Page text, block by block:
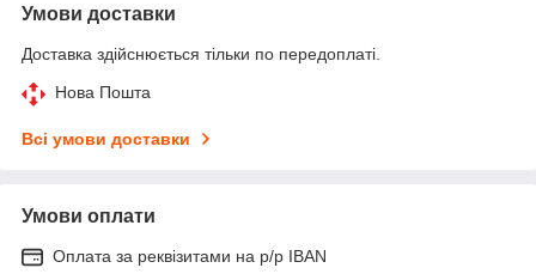
Умови доставки
Доставка здійснюється тільки по передоплаті.
Нова Пошта
Всі умови доставки
Умови оплати
Оплата за реквізитами на р/р IBAN